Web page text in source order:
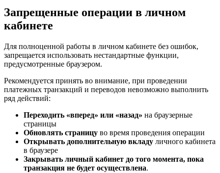
Запрещенные операции в личном
кабинете
Для полноценной работы в личном кабинете без ошибок,
запрещается использовать нестандартные функции,
предусмотренные браузером.
Рекомендуется принять во внимание, при проведении
платежных транзакций и переводов невозможно выполнить
ряд действий:
Переходить «вперед» или «назад» на браузерные
страницы
Обновлять страницу во время проведения операции
Открывать дополнительную вкладу личного кабинета
в браузере
Закрывать личный кабинет до того момента, пока
транзакция не будет осуществлена.